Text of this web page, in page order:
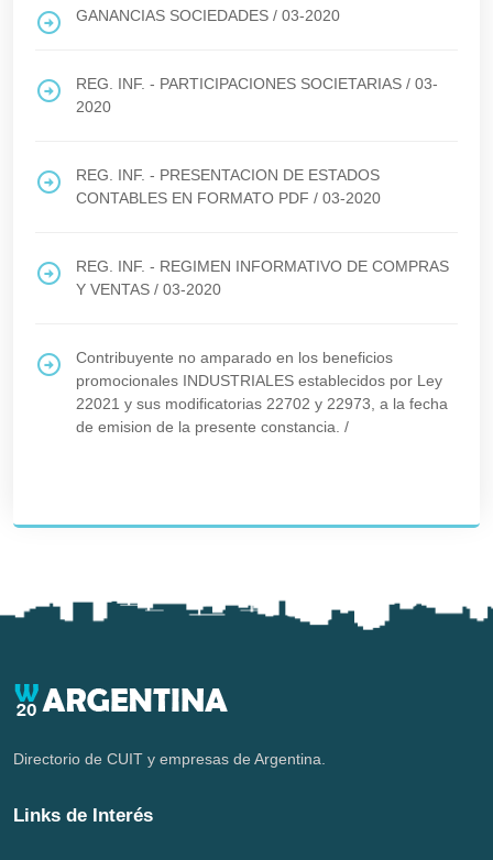
GANANCIAS SOCIEDADES / 03-2020
REG. INF. - PARTICIPACIONES SOCIETARIAS / 03-
2020
REG. INF. - PRESENTACION DE ESTADOS
CONTABLES EN FORMATO PDF / 03-2020
REG. INF. - REGIMEN INFORMATIVO DE COMPRAS
Y VENTAS / 03-2020
Contribuyente no amparado en los beneficios
promocionales INDUSTRIALES establecidos por Ley
22021 y sus modificatorias 22702 y 22973, a la fecha
de emision de la presente constancia. /
Directorio de CUIT y empresas de Argentina.
Links de Interés